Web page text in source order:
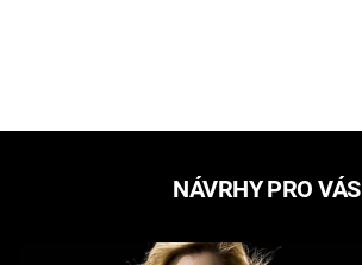
NÁVRHY PRO VÁS